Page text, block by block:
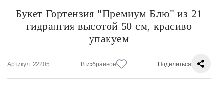
Букет Гортензия "Премиум Блю" из 21
гидрангия высотой 50 см, красиво
упакуем
Артикул: 22205 В избранное Поделиться